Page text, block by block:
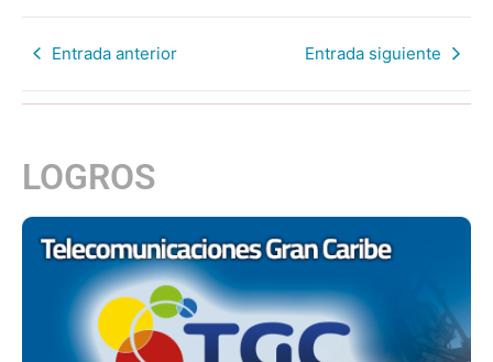
Entrada anterior Entrada siguiente
LOGROS